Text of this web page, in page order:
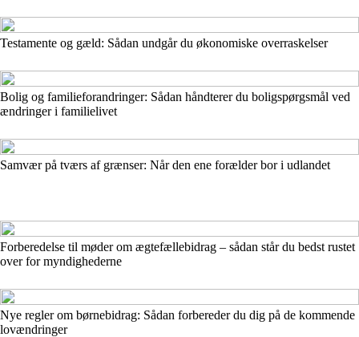
Testamente og gæld: Sådan undgår du økonomiske overraskelser
Bolig og familieforandringer: Sådan håndterer du boligspørgsmål ved
ændringer i familielivet
Samvær på tværs af grænser: Når den ene forælder bor i udlandet
Forberedelse til møder om ægtefællebidrag – sådan står du bedst rustet
over for myndighederne
Nye regler om børnebidrag: Sådan forbereder du dig på de kommende
lovændringer